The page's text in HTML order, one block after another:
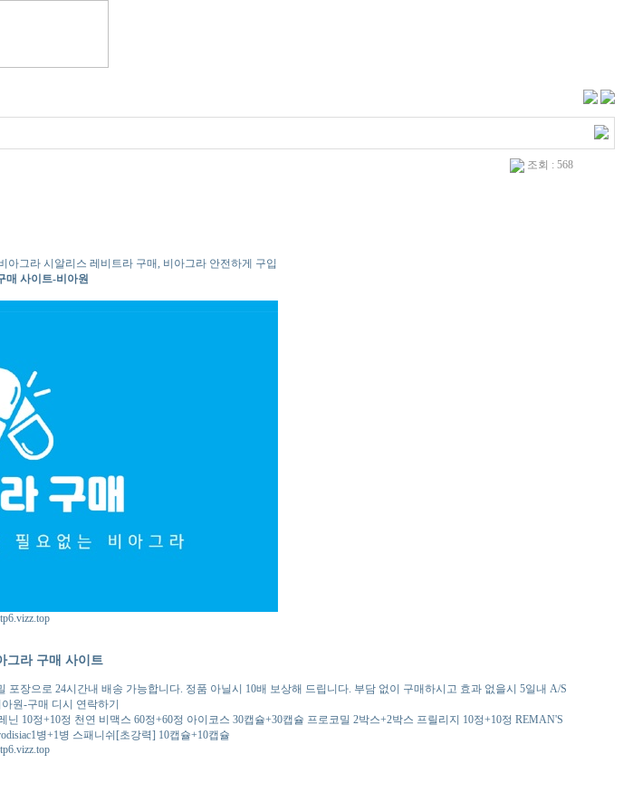
조회 : 568
그라 시알리스 레비트라 구매, 비아그라 안전하게 구입
매 사이트-비아원
그라 구매 사이트
장으로 24시간내 배송 가능합니다. 정품 아닐시 10배 보상해 드립니다. 부담 없이 구매하시고 효과 없을시 5일내 A/S
원-구매 디시 연락하기
10정+10정 천연 비맥스 60정+60정 아이코스 30캡슐+30캡슐 프로코밀 2박스+2박스 프릴리지 10정+10정 REMAN'S
병+1병 스패니쉬[초강력] 10캡슐+10캡슐